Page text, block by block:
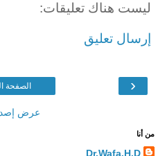
ليست هناك تعليقات:
إرسال تعليق
‹ الصفحة
عرض
من أنا
Dr.Wafa.H.D